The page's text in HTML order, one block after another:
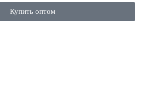
Купить оптом